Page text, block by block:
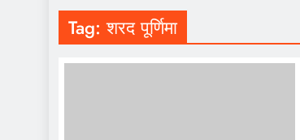
Tag:शरद पूर्णिमा